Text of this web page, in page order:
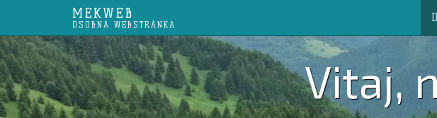
MEKWEB
OSOBNÁ WEBSTRÁNKA
Vitaj,